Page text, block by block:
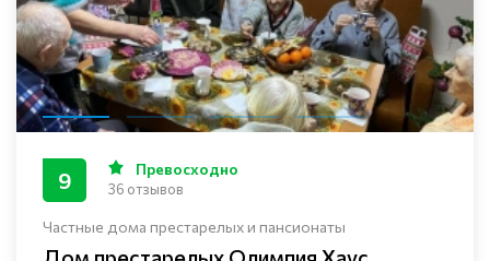
Частные дома престарелых и пансионаты
9 Превосходно
36 отзывов